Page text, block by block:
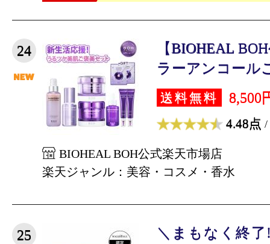
24
【BIOHEAL
ラーアンコール
送料無料 8,500
4.48点 /
BIOHEAL BOH公式楽天市場店
楽天ジャンル：美容・コスメ・香水
25
＼まもなく終了